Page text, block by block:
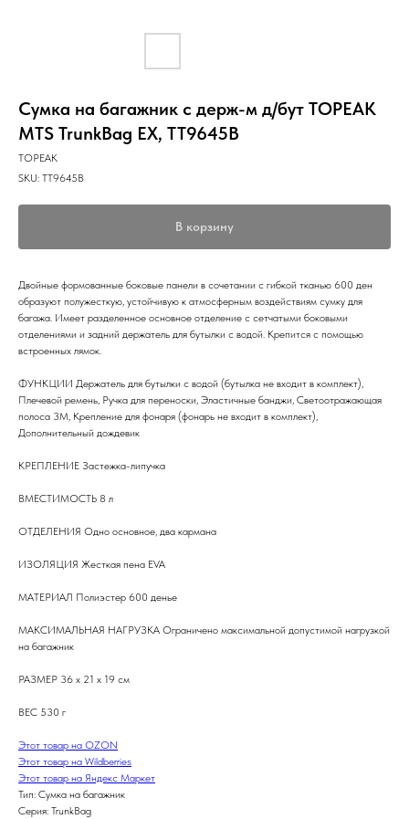
Сумка на багажник с держ-м д/бут TOPEAK
MTS TrunkBag EX, TT9645B
TOPEAK
SKU: TT9645B
В корзину
Двойные формованные боковые панели в сочетании с гибкой тканью 600 ден
образуют полужесткую, устойчивую к атмосферным воздействиям сумку для
багажа. Имеет разделенное основное отделение с сетчатыми боковыми
отделениями и задний держатель для бутылки с водой. Крепится с помощью
встроенных лямок.
ФУНКЦИИ Держатель для бутылки с водой (бутылка не входит в комплект),
Плечевой ремень, Ручка для переноски, Эластичные банджи, Светоотражающая
полоса 3M, Крепление для фонаря (фонарь не входит в комплект),
Дополнительный дождевик
КРЕПЛЕНИЕ Застежка-липучка
ВМЕСТИМОСТЬ 8 л
ОТДЕЛЕНИЯ Одно основное, два кармана
ИЗОЛЯЦИЯ Жесткая пена EVA
МАТЕРИАЛ Полиэстер 600 денье
МАКСИМАЛЬНАЯ НАГРУЗКА Ограничено максимальной допустимой нагрузкой
на багажник
РАЗМЕР 36 x 21 x 19 см
ВЕС 530 г
Этот товар на OZON
Этот товар на Wildberries
Этот товар на Яндекс Маркет
Тип: Сумка на багажник
Серия: TrunkBag